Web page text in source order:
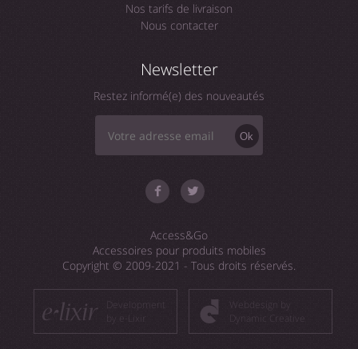
Nos tarifs de livraison
Nous contacter
Newsletter
Restez informé(e) des nouveautés
Ok
Access&Go
Accessoires pour produits mobiles
Copyright © 2009-2021 - Tous droits réservés.
Development
Webdesign by
Dynamic Creative